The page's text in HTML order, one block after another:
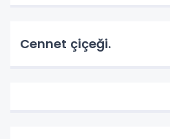
Cennet çiçeği.